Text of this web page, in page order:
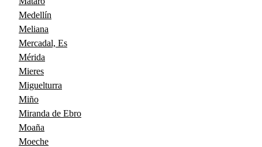
Medellín
Meliana
Mercadal, Es
Mérida
Mieres
Miguelturra
Miño
Miranda de Ebro
Moaña
Moeche